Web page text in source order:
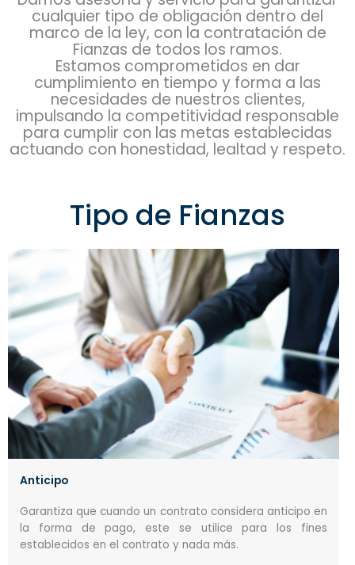
cualquier tipo de obligación dentro del
marco de la ley, con la contratación de
Fianzas de todos los ramos.
Estamos comprometidos en dar
cumplimiento en tiempo y forma a las
necesidades de nuestros clientes,
impulsando la competitividad responsable
para cumplir con las metas establecidas
actuando con honestidad, lealtad y respeto.
Tipo de Fianzas
Anticipo
Garantiza que cuando un contrato considera anticipo en
la forma de pago, este se utilice para los fines
establecidos en el contrato y nada más.